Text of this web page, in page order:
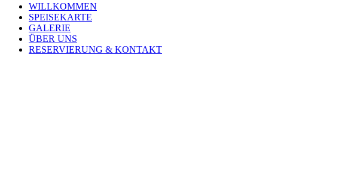
WILLKOMMEN
SPEISEKARTE
GALERIE
ÜBER UNS
RESERVIERUNG & KONTAKT